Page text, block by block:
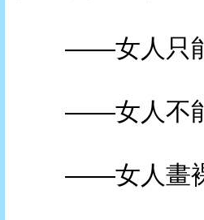
——女人只能
——女人不能
——女人畫裸